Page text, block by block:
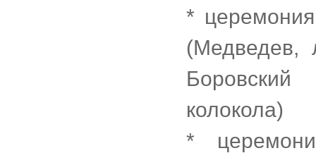
*
(Медведев,
колокола)
*